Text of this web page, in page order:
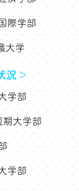
学 国際学
専門職大学
況＞
短期大学
学 短期大学
期大学
短期大学